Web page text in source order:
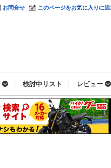
お問合せ このページをお気に入りに追
検討中リスト レビュー